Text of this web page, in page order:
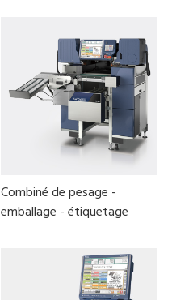
Combiné de pesage -
emballage - étiquetage